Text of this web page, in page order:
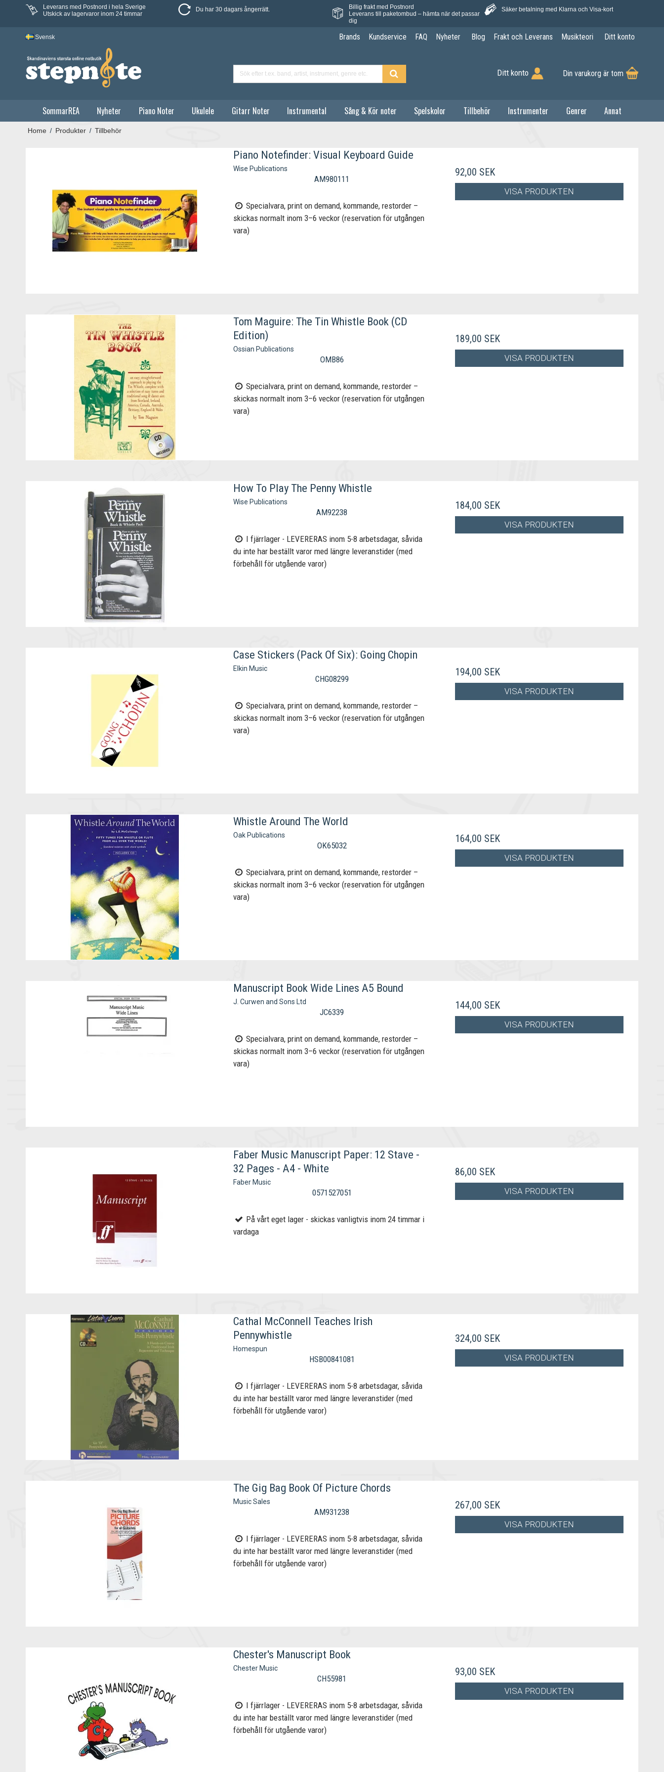
Leverans med Postnord i hela Sverige
Utskick av lagervaror inom 24 timmar
Du har 30 dagars ångerrätt.
Billig frakt med Postnord
Leverans till paketombud – hämta när det passar
dig
Säker betalning med Klarna och Visa-kort
Svensk Brands Kundservice FAQ Nyheter Blog Frakt och Leverans Musikteori Ditt konto
Ditt konto Din varukorg är tom
SommarREA Nyheter Piano Noter Ukulele Gitarr Noter Instrumental Sång & Kör noter Spelskolor Tillbehör Instrumenter Genrer Annat
Home / Produkter / Tillbehör
Piano Notefinder: Visual Keyboard Guide
Wise Publications
AM980111
Specialvara, print on demand, kommande, restorder –
skickas normalt inom 3–6 veckor (reservation för utgången
vara)
92,00 SEK
VISA PRODUKTEN
Tom Maguire: The Tin Whistle Book (CD
Edition)
Ossian Publications
OMB86
Specialvara, print on demand, kommande, restorder –
skickas normalt inom 3–6 veckor (reservation för utgången
vara)
189,00 SEK
VISA PRODUKTEN
How To Play The Penny Whistle
Wise Publications
AM92238
I fjärrlager - LEVERERAS inom 5-8 arbetsdagar, såvida
du inte har beställt varor med längre leveranstider (med
förbehåll för utgående varor)
184,00 SEK
VISA PRODUKTEN
Case Stickers (Pack Of Six): Going Chopin
Elkin Music
CHG08299
Specialvara, print on demand, kommande, restorder –
skickas normalt inom 3–6 veckor (reservation för utgången
vara)
194,00 SEK
VISA PRODUKTEN
Whistle Around The World
Oak Publications
OK65032
Specialvara, print on demand, kommande, restorder –
skickas normalt inom 3–6 veckor (reservation för utgången
vara)
164,00 SEK
VISA PRODUKTEN
Manuscript Book Wide Lines A5 Bound
J. Curwen and Sons Ltd
JC6339
Specialvara, print on demand, kommande, restorder –
skickas normalt inom 3–6 veckor (reservation för utgången
vara)
144,00 SEK
VISA PRODUKTEN
Faber Music Manuscript Paper: 12 Stave -
32 Pages - A4 - White
Faber Music
0571527051
På vårt eget lager - skickas vanligtvis inom 24 timmar i
vardaga
86,00 SEK
VISA PRODUKTEN
Cathal McConnell Teaches Irish
Pennywhistle
Homespun
HSB00841081
I fjärrlager - LEVERERAS inom 5-8 arbetsdagar, såvida
du inte har beställt varor med längre leveranstider (med
förbehåll för utgående varor)
324,00 SEK
VISA PRODUKTEN
The Gig Bag Book Of Picture Chords
Music Sales
AM931238
I fjärrlager - LEVERERAS inom 5-8 arbetsdagar, såvida
du inte har beställt varor med längre leveranstider (med
förbehåll för utgående varor)
267,00 SEK
VISA PRODUKTEN
Chester's Manuscript Book
Chester Music
CH55981
I fjärrlager - LEVERERAS inom 5-8 arbetsdagar, såvida
du inte har beställt varor med längre leveranstider (med
förbehåll för utgående varor)
93,00 SEK
VISA PRODUKTEN